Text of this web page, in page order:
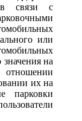
в связи с
или
на
отношении
их на
парковки